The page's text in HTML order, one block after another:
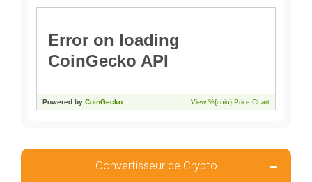
Convertisseur de Crypto